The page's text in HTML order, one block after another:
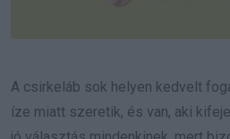
A csirkeláb sok helyen kedvelt
íze miatt szeretik, és van, aki